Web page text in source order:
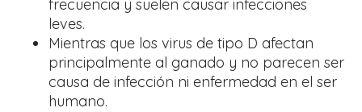
frecuencia y suelen causar infecciones
leves.
Mientras que los virus de tipo D afectan
principalmente al ganado y no parecen ser
causa de infección ni enfermedad en el ser
humano.